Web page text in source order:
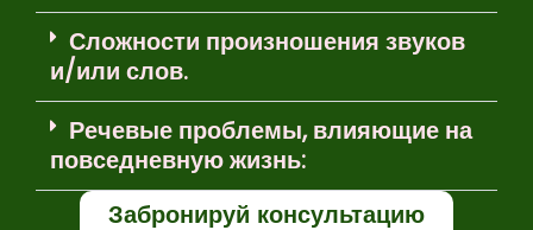
Сложности произношения звуков
и/или слов.
Речевые проблемы, влияющие на
повседневную жизнь:
Забронируй консультацию